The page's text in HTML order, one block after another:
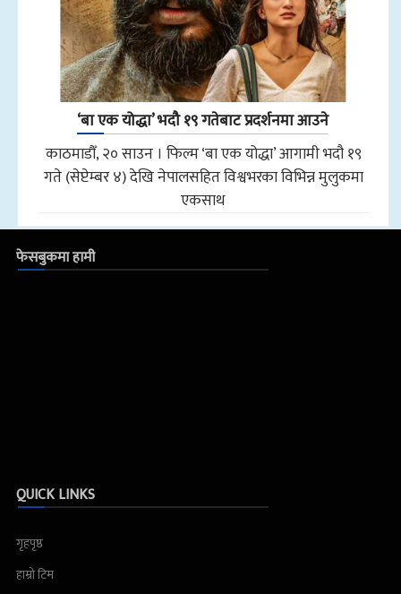
‘बा एक योद्धा’ भदौ १९ गतेबाट प्रदर्शनमा आउने
काठमाडौँ, २० साउन । फिल्म ‘बा एक योद्धा’ आगामी भदौ १९
गते (सेप्टेम्बर ४) देखि नेपालसहित विश्वभरका विभिन्न मुलुकमा
एकसाथ
फेसबुकमा हामी
QUICK LINKS
गृहपृष्ठ
हाम्रो टिम